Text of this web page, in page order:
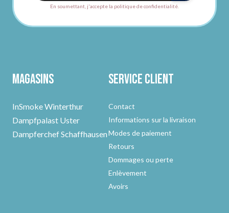
En soumettant, j'accepte la politique de confidentialité.
Magasins
InSmoke Winterthur
Dampfpalast Uster
Dampferchef Schaffhausen
Service client
Contact
Informations sur la livraison
Modes de paiement
Retours
Dommages ou perte
Enlèvement
Avoirs